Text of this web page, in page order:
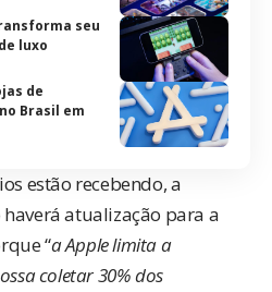
seu
luxo
de
Brasil em
estão recebendo, a
atualização para a
“a Apple limita a
coletar 30% dos